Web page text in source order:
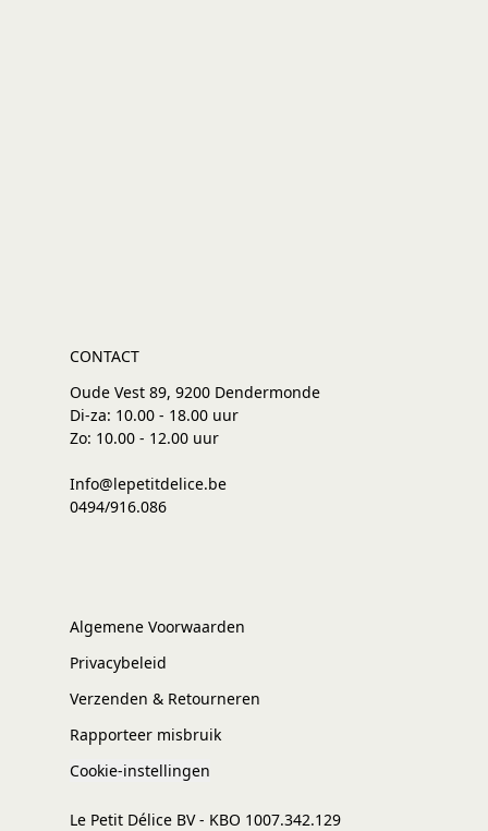
CONTACT
Oude Vest 89, 9200 Dendermonde
Di-za: 10.00 - 18.00 uur
Zo: 10.00 - 12.00 uur
Info@lepetitdelice.be
0494/916.086
Algemene Voorwaarden
Privacybeleid
Verzenden & Retourneren
Rapporteer misbruik
Cookie-instellingen
Le Petit Délice BV - KBO 1007.342.129